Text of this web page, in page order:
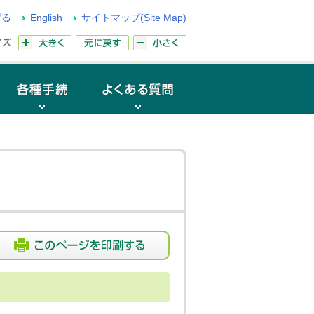
English サイトマップ(Site Map)